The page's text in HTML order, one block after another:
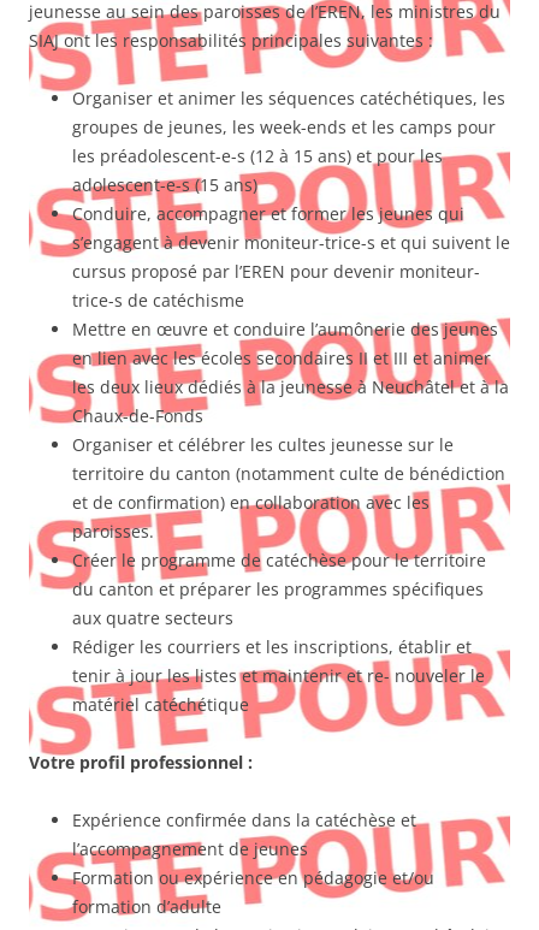
jeunesse au sein des paroisses de l’EREN, les ministres du
SIAJ ont les responsabilités principales suivantes :
Organiser et animer les séquences catéchétiques, les
groupes de jeunes, les week-ends et les camps pour
les préadolescent-e-s (12 à 15 ans) et pour les
adolescent-e-s (15 ans)
Conduire, accompagner et former les jeunes qui
s’engagent à devenir moniteur-trice-s et qui suivent le
cursus proposé par l’EREN pour devenir moniteur-
trice-s de catéchisme
Mettre en œuvre et conduire l’aumônerie des jeunes
en lien avec les écoles secondaires II et III et animer
les deux lieux dédiés à la jeunesse à Neuchâtel et à la
Chaux-de-Fonds
Organiser et célébrer les cultes jeunesse sur le
territoire du canton (notamment culte de bénédiction
et de confirmation) en collaboration avec les
paroisses.
Créer le programme de catéchèse pour le territoire
du canton et préparer les programmes spécifiques
aux quatre secteurs
Rédiger les courriers et les inscriptions, établir et
tenir à jour les listes et maintenir et re- nouveler le
matériel catéchétique
Votre profil professionnel :
Expérience confirmée dans la catéchèse et
l’accompagnement de jeunes
Formation ou expérience en pédagogie et/ou
formation d’adulte